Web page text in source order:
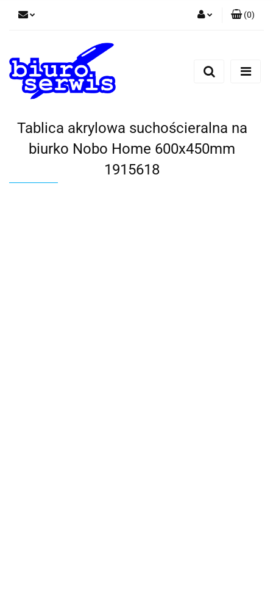
Zarejestruj się
(0)
Tablica akrylowa suchościeralna na
biurko Nobo Home 600x450mm
1915618